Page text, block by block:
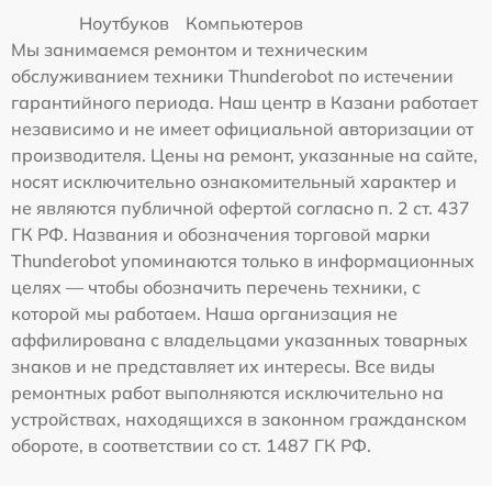
Ноутбуков
Компьютеров
Мы занимаемся ремонтом и техническим
обслуживанием техники Thunderobot по истечении
гарантийного периода. Наш центр в Казани работает
независимо и не имеет официальной авторизации от
производителя. Цены на ремонт, указанные на сайте,
носят исключительно ознакомительный характер и
не являются публичной офертой согласно п. 2 ст. 437
ГК РФ. Названия и обозначения торговой марки
Thunderobot упоминаются только в информационных
целях — чтобы обозначить перечень техники, с
которой мы работаем. Наша организация не
аффилирована с владельцами указанных товарных
знаков и не представляет их интересы. Все виды
ремонтных работ выполняются исключительно на
устройствах, находящихся в законном гражданском
обороте, в соответствии со ст. 1487 ГК РФ.